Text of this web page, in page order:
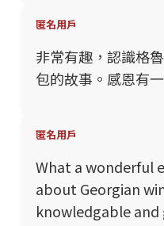
匿名用戶
非常有趣，認識格
包的故事。感恩有
匿名用戶
What a wonderful
about Georgian
knowledgable and